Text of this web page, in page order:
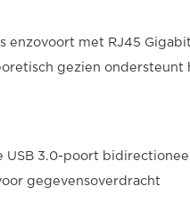
enzovoort met RJ45
gezien
3.0-poort
gegevensoverdracht